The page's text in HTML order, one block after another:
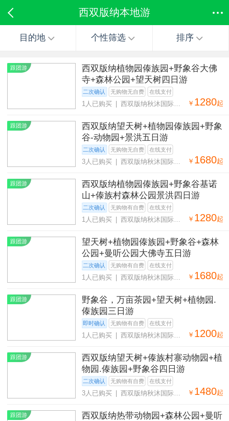
西双版纳本地游
目的地 个性筛选 排序
跟团游
西双版纳植物园傣族园+野象谷大佛
寺+森林公园+望天树四日游
二次确认 无购物无自费 在线支付
￥ 1280起
1人已购买 | 西双版纳秋沐国际旅
跟团游
西双版纳望天树+植物园傣族园+野象
谷-动物园+景洪五日游
二次确认 无购物无自费 在线支付
￥ 1680起
3人已购买 | 西双版纳秋沐国际旅
跟团游
西双版纳植物园傣族园+野象谷基诺
山+傣族村森林公园景洪四日游
二次确认 无购物有自费 在线支付
￥ 1280起
1人已购买 | 西双版纳秋沐国际旅
跟团游
望天树+植物园傣族园+野象谷+森林
公园+曼听公园大佛寺五日游
二次确认 无购物有自费 在线支付
￥ 1680起
1人已购买 | 西双版纳秋沐国际旅
跟团游
野象谷，万亩茶园+望天树+植物园.
傣族园三日游
即时确认 无购物有自费 在线支付
￥ 1200起
1人已购买 | 西双版纳秋沐国际旅
跟团游
西双版纳望天树+傣族村寨动物园+植
物园.傣族园+野象谷四日游
二次确认 无购物有自费 在线支付
￥ 1480起
3人已购买 | 西双版纳秋沐国际旅
跟团游
西双版纳热带动物园+森林公园+曼听